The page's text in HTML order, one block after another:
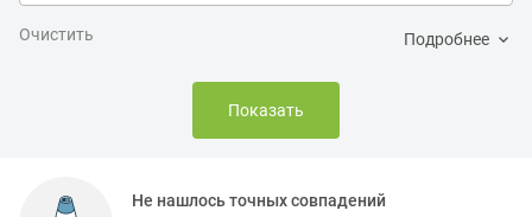
Очистить Подробнее
Показать
Не нашлось точных совпадений